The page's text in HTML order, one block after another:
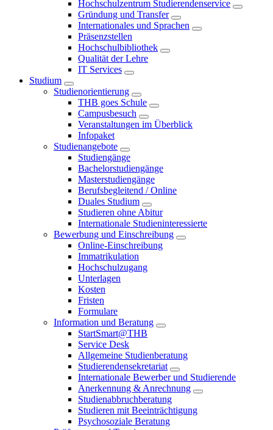
Hochschulzentrum Studierendenservice
Gründung und Transfer
Internationales und Sprachen
Präsenzstellen
Hochschulbibliothek
Qualität der Lehre
IT Services
Studium
Studienorientierung
THB goes Schule
Campusbesuch
Veranstaltungen im Überblick
Infopaket
Studienangebote
Studiengänge
Bachelorstudiengänge
Masterstudiengänge
Berufsbegleitend / Online
Duales Studium
Studieren ohne Abitur
Internationale Studieninteressierte
Bewerbung und Einschreibung
Online-Einschreibung
Immatrikulation
Hochschulzugang
Unterlagen
Kosten
Fristen
Formulare
Information und Beratung
StartSmart@THB
Service Desk
Allgemeine Studienberatung
Studierendensekretariat
Internationale Bewerber und Studierende
Anerkennung & Anrechnung
Studienabbruchberatung
Studieren mit Beeinträchtigung
Psychosoziale Beratung